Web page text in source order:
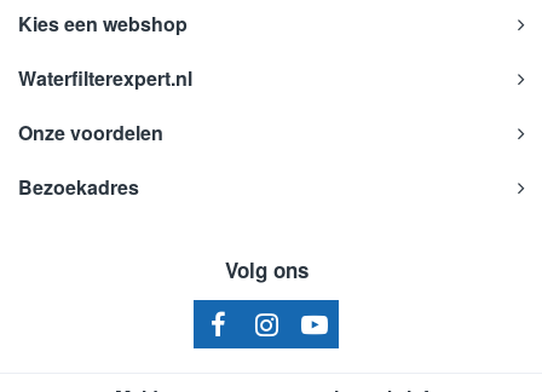
Kies een webshop
Waterfilterexpert.nl
Onze voordelen
Bezoekadres
Volg ons